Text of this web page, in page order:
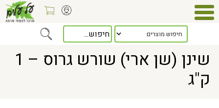
> שינן (שן ארי) שורש גרוס – 1 ק"ג
שינן (שן ארי) שורש גרוס – 1
ק"ג